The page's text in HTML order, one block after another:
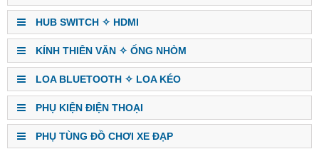
HUB SWITCH ✧ HDMI
KÍNH THIÊN VĂN ✧ ỐNG NHÒM
LOA BLUETOOTH ✧ LOA KÉO
PHỤ KIỆN ĐIỆN THOẠI
PHỤ TÙNG ĐỒ CHƠI XE ĐẠP